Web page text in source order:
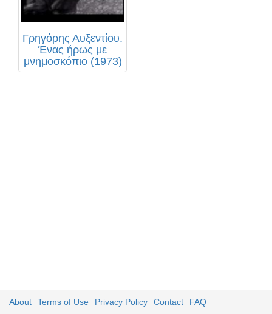
Γρηγόρης Αυξεντίου.
Ένας ήρως με
μνημοσκόπιο (1973)
About Terms of Use Privacy Policy Contact FAQ